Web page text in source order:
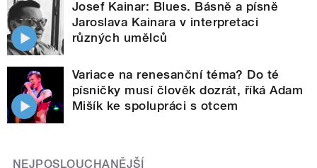
Josef Kainar: Blues. Básně a písně
Jaroslava Kainara v interpretaci
různých umělců
Variace na renesanční téma? Do té
písničky musí člověk dozrát, říká Adam
Mišík ke spolupráci s otcem
NEJPOSLOUCHANĚJŠÍ